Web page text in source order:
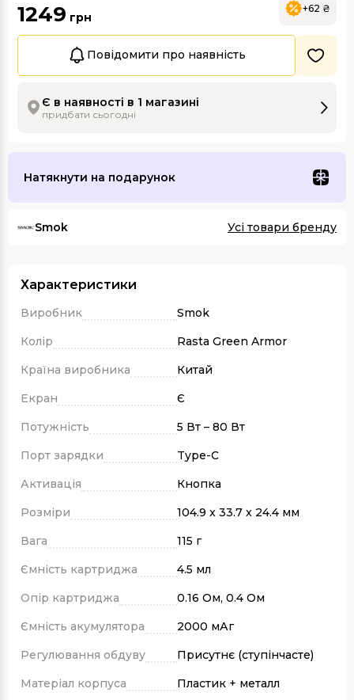
1249 грн
+62 ₴
Повідомити про наявність
Є в наявності в 1 магазині
придбати сьогодні
Натякнути на подарунок
Smok Усі товари бренду
Характеристики
Виробник
Smok
Колір
Rasta Green Armor
Країна виробника
Китай
Екран
Є
Потужність
5 Вт – 80 Вт
Порт зарядки
Type-C
Активація
Кнопка
Розміри
104.9 x 33.7 x 24.4 мм
Вага
115 г
Ємність картриджа
4.5 мл
Опір картриджа
0.16 Ом, 0.4 Ом
Ємність акумулятора
2000 мАг
Регулювання обдуву
Присутнє (ступінчасте)
Матеріал корпуса
Пластик + металл